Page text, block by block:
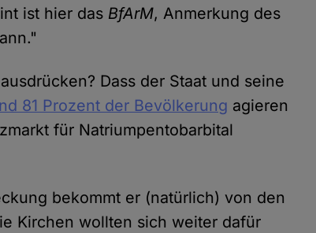
ist hier das BfArM, Anmerkung des
Dass der Staat und seine
81 Prozent der Bevölkerung agieren
für Natriumpentobarbital
bekommt er (natürlich) von den
Kirchen wollten sich weiter dafür